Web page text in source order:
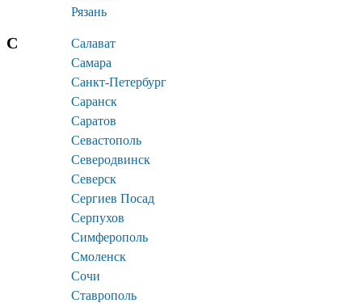
Рязань
С
Салават
Самара
Санкт-Петербург
Саранск
Саратов
Севастополь
Северодвинск
Северск
Сергиев Посад
Серпухов
Симферополь
Смоленск
Сочи
Ставрополь